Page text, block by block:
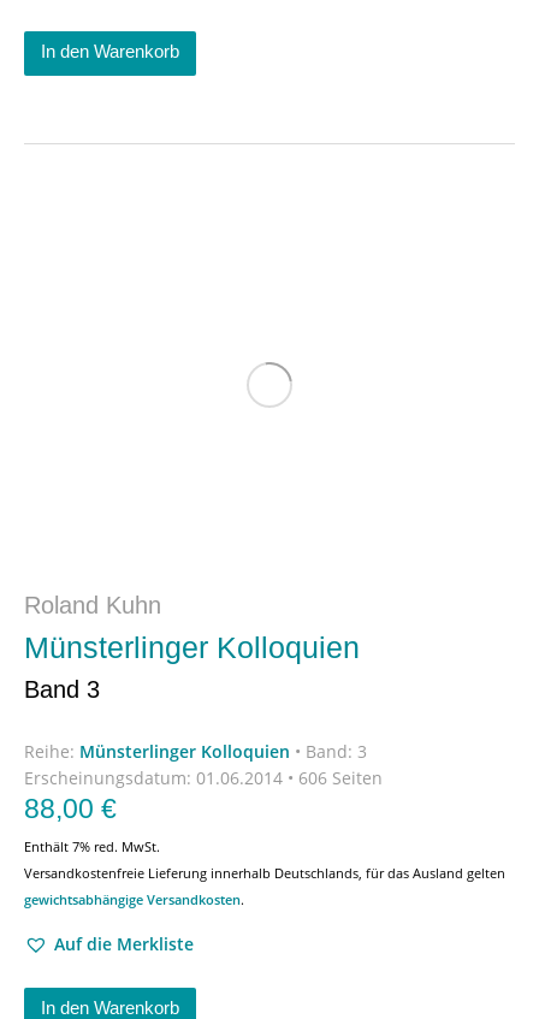
In den Warenkorb
Roland Kuhn
Münsterlinger Kolloquien
Band 3
Reihe: Münsterlinger Kolloquien • Band: 3
Erscheinungsdatum: 01.06.2014 • 606 Seiten
88,00 €
Enthält 7% red. MwSt.
Versandkostenfreie Lieferung innerhalb Deutschlands, für das Ausland gelten
gewichtsabhängige Versandkosten.
Auf die Merkliste
In den Warenkorb